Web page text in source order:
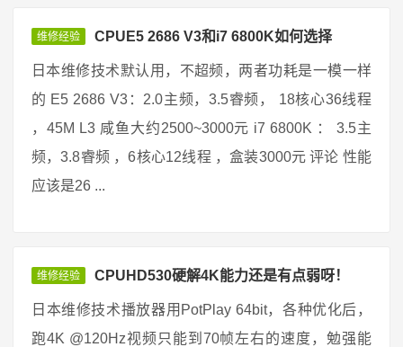
维修经验 CPUE5 2686 V3和i7 6800K如何选择
日本维修技术默认用，不超频，两者功耗是一模一样
的 E5 2686 V3：2.0主频，3.5睿频， 18核心36线程
，45M L3 咸鱼大约2500~3000元 i7 6800K ： 3.5主
频，3.8睿频 ，6核心12线程 ，盒装3000元 评论 性能
应该是26 ...
维修经验 CPUHD530硬解4K能力还是有点弱呀！
日本维修技术播放器用PotPlay 64bit，各种优化后，
跑4K @120Hz视频只能到70帧左右的速度，勉强能